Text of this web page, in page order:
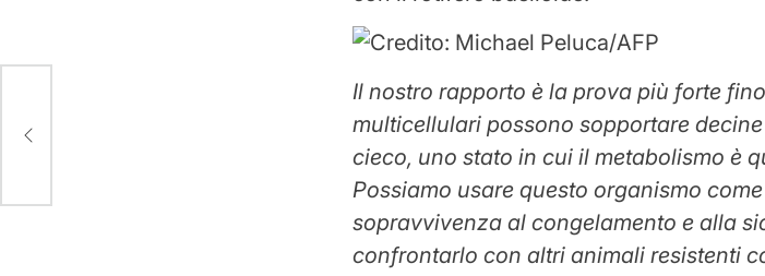
Credito: Michael Peluca/AFP
Il nostro rapporto è la prova più forte
multicellulari possono sopportare
cieco, uno stato in cui il metabolismo è
Possiamo usare questo organismo
sopravvivenza al congelamento e alla
confrontarlo con altri animali resistenti